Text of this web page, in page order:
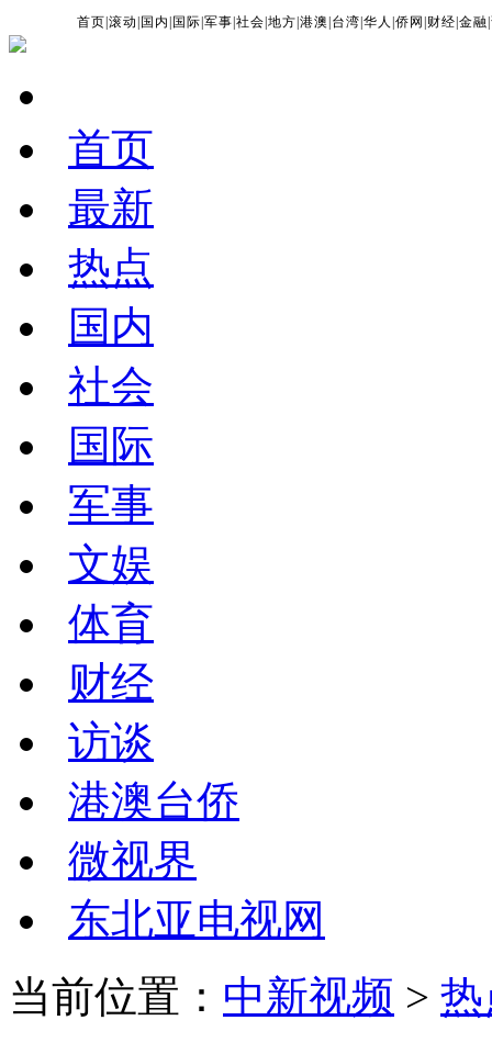
首页 |滚动 国内 国际 |军事 |社会 |地方 |港澳 台湾 |华人 |侨网 财经 |金融 |
首页
最新
热点
国内
社会
国际
军事
文娱
体育
财经
访谈
港澳台侨
微视界
东北亚电视网
当前位置： 中新视频 >